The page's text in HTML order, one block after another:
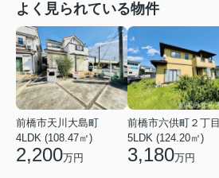
よく見られている物件
前橋市天川大島町
4LDK (108.47㎡)
2,200万円
前橋市六供町２丁目
5LDK (124.20㎡)
3,180万円